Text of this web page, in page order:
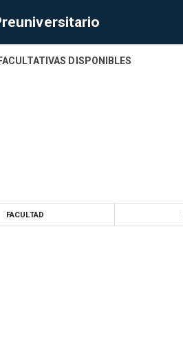
DISPONIBLES
FACULTAD